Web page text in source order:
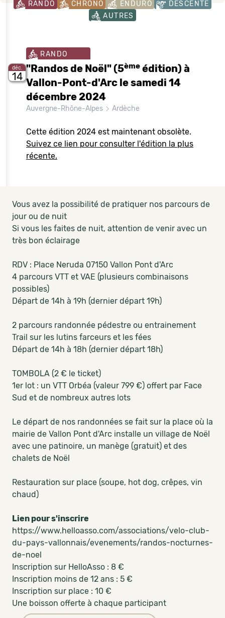
RANDO CHRONO ENDURO
DESCENTE
AUTRES
déc.
14
RANDO
"Randos de Noël" (5ème édition) à
Vallon-Pont-d'Arc le samedi 14
décembre 2024
Auvergne-Rhône-Alpes Ardèche
Cette édition 2024 est maintenant obsolète.
Suivez ce lien pour consulter l'édition la plus
récente.
Vous avez la possibilité de pratiquer nos parcours de
jour ou de nuit
Si vous les faites de nuit, attention de venir avec un
très bon éclairage
RDV : Place Neruda 07150 Vallon Pont d'Arc
4 parcours VTT et VAE (plusieurs combinaisons
possibles)
Départ de 14h à 19h (dernier départ 19h)
2 parcours randonnée pédestre ou entrainement
Trail sur les lutins farceurs et les fées
Départ de 14h à 18h (dernier départ 18h)
TOMBOLA (2 € le ticket)
1er lot : un VTT Orbéa (valeur 799 €) offert par Face
Sud et de nombreux autres lots
Le départ de nos randonnées se fait sur la place où la
mairie de Vallon Pont d'Arc installe un village de Noël
avec une patinoire, un manège (gratuit) et des
chalets de Noël
Restauration sur place (soupe, hot dog, crêpes, vin
chaud)
Lien pour s'inscrire
https://www.helloasso.com/associations/velo-club-
du-pays-vallonnais/evenements/randos-nocturnes-
de-noel
Inscription sur HelloAsso : 8 €
Inscription moins de 12 ans : 5 €
Inscription sur place : 10 €
Une boisson offerte à chaque participant